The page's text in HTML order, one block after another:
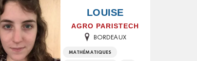
LOUISE
AGRO PARISTECH
BORDEAUX
MATHÉMATIQUES